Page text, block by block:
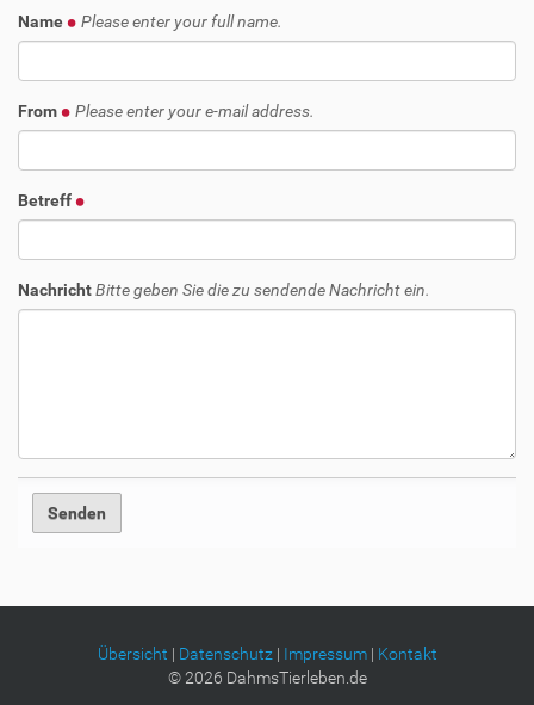
Name Please enter your full name.
From Please enter your e-mail address.
Betreff
NachrichtBitte geben Sie die zu sendende Nachricht ein.
Übersicht | Datenschutz| Impressum| Kontakt
©2026 DahmsTierleben.de